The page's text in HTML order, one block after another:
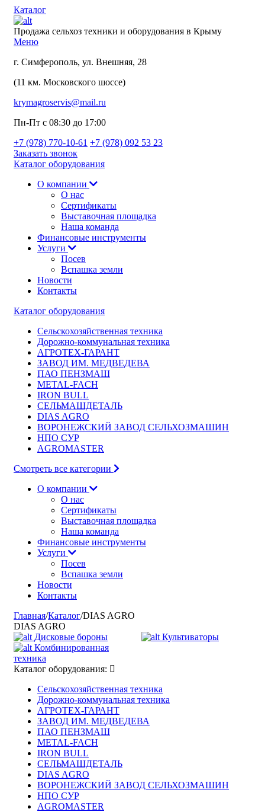
Каталог
Продажа сельхоз техники и оборудования в Крыму
Меню
г. Симферополь, ул. Внешняя, 28
(11 км. Московского шоссе)
krymagroservis@mail.ru
Пн-Пт с 08:30 до 17:00
+7 (978) 770-10-61 +7 (978) 092 53 23
Заказать звонок
Каталог оборудования
О компании
О нас
Сертификаты
Выставочная площадка
Наша команда
Финансовые инструменты
Услуги
Посев
Вспашка земли
Новости
Контакты
Каталог оборудования
Сельскохозяйственная техника
Дорожно-коммунальная техника
АГРОТЕХ-ГАРАНТ
ЗАВОД ИМ. МЕДВЕДЕВА
ПАО ПЕНЗМАШ
METAL-FACH
IRON BULL
СЕЛЬМАШДЕТАЛЬ
DIAS AGRO
ВОРОНЕЖСКИЙ ЗАВОД СЕЛЬХОЗМАШИН
НПО СУР
AGROMASTER
Смотреть все категории
О компании
О нас
Сертификаты
Выставочная площадка
Наша команда
Финансовые инструменты
Услуги
Посев
Вспашка земли
Новости
Контакты
Главная/Каталог/DIAS AGRO
DIAS AGRO
Дисковые бороны
Культиваторы
Комбинированная
техника
Каталог оборудования:
Сельскохозяйственная техника
Дорожно-коммунальная техника
АГРОТЕХ-ГАРАНТ
ЗАВОД ИМ. МЕДВЕДЕВА
ПАО ПЕНЗМАШ
METAL-FACH
IRON BULL
СЕЛЬМАШДЕТАЛЬ
DIAS AGRO
ВОРОНЕЖСКИЙ ЗАВОД СЕЛЬХОЗМАШИН
НПО СУР
AGROMASTER